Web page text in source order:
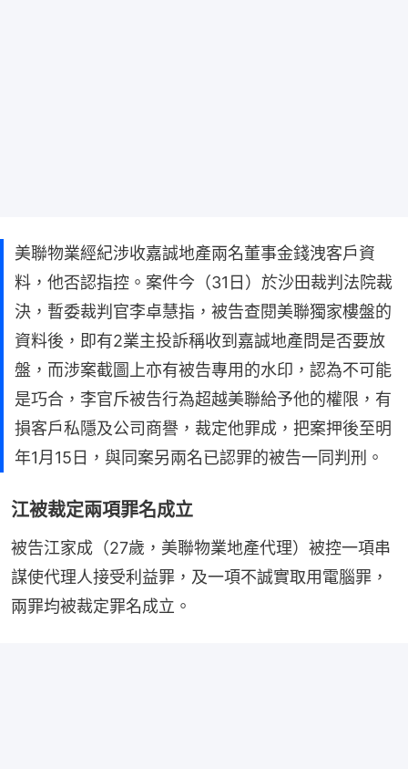
美聯物業經紀涉收嘉誠地產兩名董事金錢洩客戶資
料，他否認指控。案件今（31日）於沙田裁判法院裁
決，暫委裁判官李卓慧指，被告查閱美聯獨家樓盤的
資料後，即有2業主投訴稱收到嘉誠地產問是否要放
盤，而涉案截圖上亦有被告專用的水印，認為不可能
是巧合，李官斥被告行為超越美聯給予他的權限，有
損客戶私隱及公司商譽，裁定他罪成，把案押後至明
年1月15日，與同案另兩名已認罪的被告一同判刑。
江被裁定兩項罪名成立
被告江家成（27歲，美聯物業地產代理）被控一項串
謀使代理人接受利益罪，及一項不誠實取用電腦罪，
兩罪均被裁定罪名成立。